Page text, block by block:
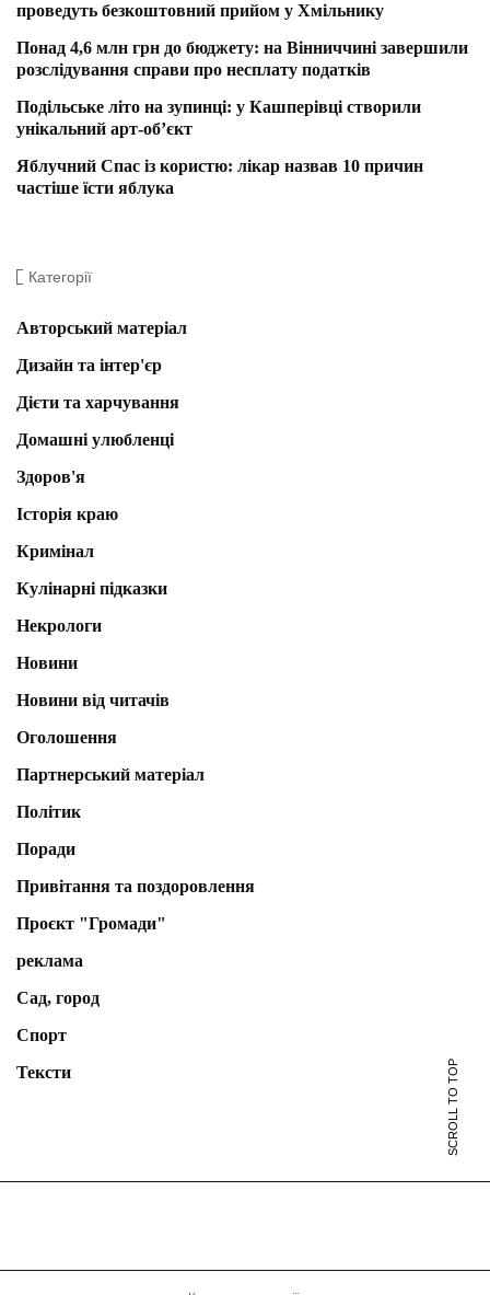
проведуть безкоштовний прийом у Хмільнику
Понад 4,6 млн грн до бюджету: на Вінниччині завершили
розслідування справи про несплату податків
Подільське літо на зупинці: у Кашперівці створили
унікальний арт-об’єкт
Яблучний Спас із користю: лікар назвав 10 причин
частіше їсти яблука
Категорії
Авторський матеріал
Дизайн та інтер'єр
Дієти та харчування
Домашні улюбленці
Здоров'я
Історія краю
Кримінал
Кулінарні підказки
Некрологи
Новини
Новини від читачів
Оголошення
Партнерський матеріал
Політик
Поради
Привітання та поздоровлення
Проєкт "Громади"
реклама
Сад, город
Спорт
Тексти
SCROLL TO TOP